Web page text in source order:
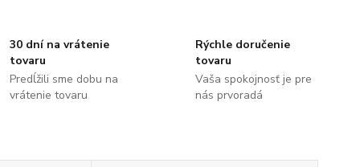
30 dní na vrátenie
tovaru
Predĺžili sme dobu na
vrátenie tovaru
Rýchle doručenie
tovaru
Vaša spokojnosť je pre
nás prvoradá